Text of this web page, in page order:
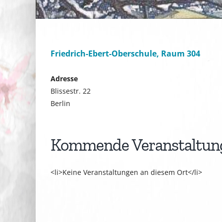
Friedrich-Ebert-Oberschule, Raum 304
Adresse
Blissestr. 22
Berlin
Kommende
<li>Keine Veranstaltungen an diesem Ort</li>